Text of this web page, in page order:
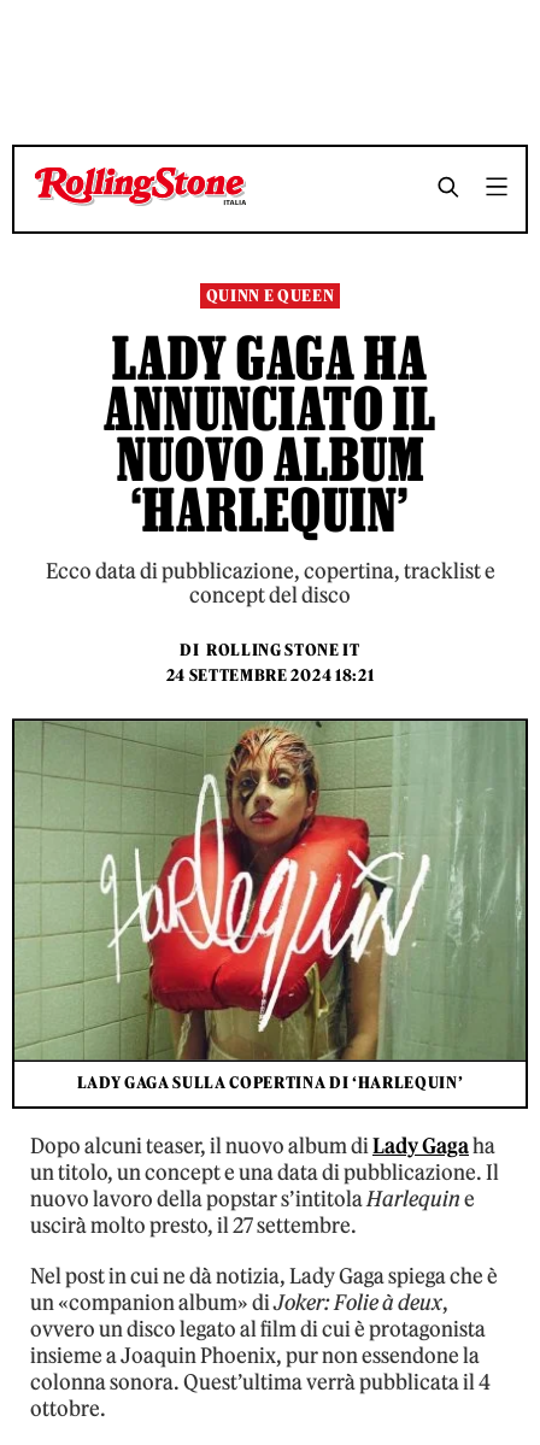
TEMPO DI LETTURA 3 MINUTI SHARE
TEMPO DI LETTURA 3 MINUTI SHARE
QUINN E QUEEN
LADY GAGA HA
ANNUNCIATO IL
NUOVO ALBUM
‘HARLEQUIN’
Ecco data di pubblicazione, copertina, tracklist e
concept del disco
DI ROLLING STONE IT
24 SETTEMBRE 2024 18:21
LADY GAGA SULLA COPERTINA DI ‘HARLEQUIN’
Dopo alcuni teaser, il nuovo album diLady Gagaha
un titolo, un concept e una data di pubblicazione. Il
nuovo lavoro della popstar s’intitolaHarlequine
uscirà molto presto, il 27 settembre.
Nel post in cui ne dà notizia, Lady Gaga spiega che è
un «companion album» diJoker: Folie à deux,
ovvero un disco legato al film di cui è protagonista
insieme a Joaquin Phoenix, pur non essendone la
colonna sonora. Quest’ultima verrà pubblicata il 4
ottobre.